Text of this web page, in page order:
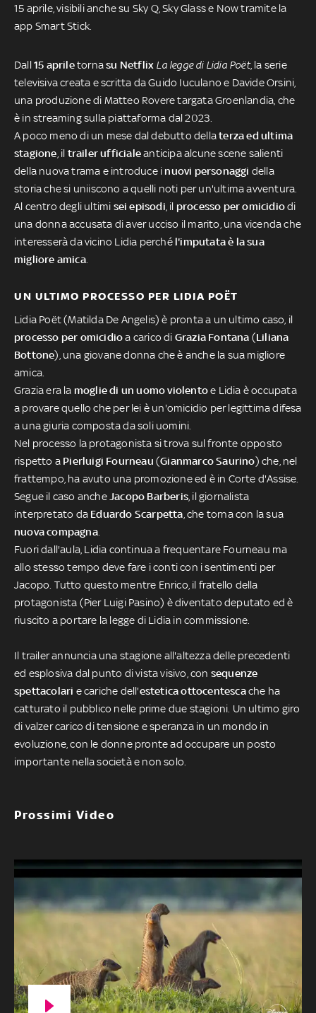
15 aprile, visibili anche su Sky Q, Sky Glass e Now tramite la
app Smart Stick.
Dall15 apriletornasu Netflix La legge di Lidia Poët, la serie
televisiva creata e scritta da Guido Iuculano e Davide Orsini,
una produzione di Matteo Rovere targata Groenlandia, che
è in streaming sulla piattaforma dal 2023.
A poco meno di un mese dal debutto dellaterza ed ultima
stagione , il trailer ufficialeanticipa alcune scene salienti
della nuova trama e introduce i nuovi personaggi della
storia che si uniiscono a quelli noti per un'ultima avventura.
Al centro degli ultimi sei episodi , il processo per omicidiodi
una donna accusata di aver ucciso il marito, una vicenda che
interesserà da vicino Lidia perché l'imputata è la sua
migliore amica.
UN ULTIMO PROCESSO PER LIDIA POËT
Lidia Poët (Matilda De Angelis) è pronta a un ultimo caso, il
processo per omicidioa carico di Grazia Fontana (Liliana
Bottone), una giovane donna che è anche la sua migliore
amica.
Grazia era la moglie di un uomo violentoe Lidia è occupata
a provare quello che per lei è un'omicidio per legittima difesa
a una giuria composta da soli uomini.
Nel processo la protagonista si trova sul fronte opposto
rispetto a Pierluigi Fourneau(Gianmarco Saurino) che, nel
frattempo, ha avuto una promozione ed è in Corte d'Assise.
Segue il caso ancheJacopo Barberis , il giornalista
interpretato da Eduardo Scarpetta , che torna con la sua
nuova compagna.
Fuori dall'aula, Lidia continua a frequentare Fourneau ma
allo stesso tempo deve fare i conti con i sentimenti per
Jacopo. Tutto questo mentre Enrico, il fratello della
protagonista (Pier Luigi Pasino) è diventato deputato ed è
riuscito a portare la legge di Lidia in commissione.
Il trailer annuncia una stagione all'altezza delle precedenti
ed esplosiva dal punto di vista visivo, con sequenze
spettacolari e cariche dell'estetica ottocentescache ha
catturato il pubblico nelle prime due stagioni. Un ultimo giro
di valzer carico di tensione e speranza in un mondo in
evoluzione, con le donne pronte ad occupare un posto
importante nella società e non solo.
Prossimi Video